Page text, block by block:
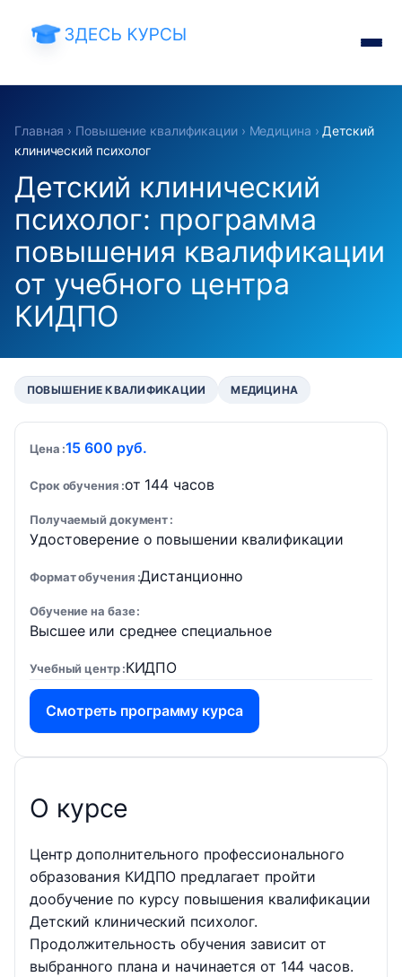
Главная › Повышение квалификации› Медицина › Детский
клинический психолог
Детский клинический
психолог: программа
повышения квалификации
от учебного центра
КИДПО
ПОВЫШЕНИЕ КВАЛИФИКАЦИИ МЕДИЦИНА
Цена 15 600 руб.
Срок обучения от 144 часов
Получаемый документ
Удостоверение о повышении квалификации
Формат обучения Дистанционно
Обучение на базе
Высшее или среднее специальное
Учебный центр КИДПО
Смотреть программу курса
О курсе
Центр дополнительного профессионального
образования КИДПО предлагает пройти
дообучение по курсу повышения квалификации
Детский клинический психолог.
Продолжительность обучения зависит от
выбранного плана и начинается от 144 часов.